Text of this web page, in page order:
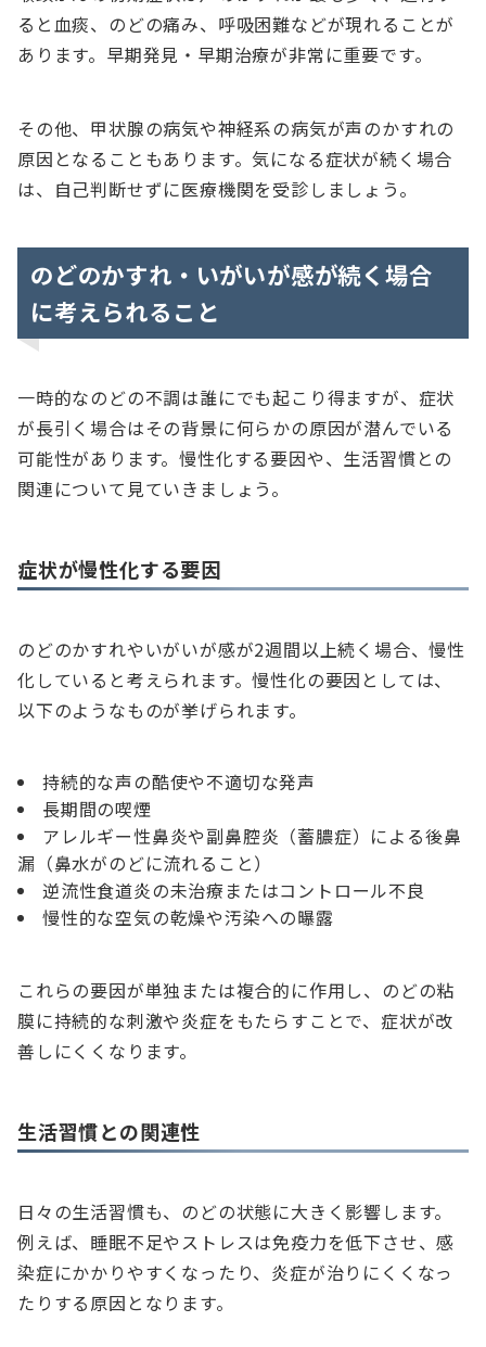
ると血痰、のどの痛み、呼吸困難などが現れることが
あります。早期発見・早期治療が非常に重要です。
その他、甲状腺の病気や神経系の病気が声のかすれの
原因となることもあります。気になる症状が続く場合
は、自己判断せずに医療機関を受診しましょう。
のどのかすれ・いがいが感が続く場合
に考えられること
一時的なのどの不調は誰にでも起こり得ますが、症状
が長引く場合はその背景に何らかの原因が潜んでいる
可能性があります。慢性化する要因や、生活習慣との
関連について見ていきましょう。
症状が慢性化する要因
のどのかすれやいがいが感が2週間以上続く場合、慢性
化していると考えられます。慢性化の要因としては、
以下のようなものが挙げられます。
持続的な声の酷使や不適切な発声
長期間の喫煙
アレルギー性鼻炎や副鼻腔炎（蓄膿症）による後鼻
漏（鼻水がのどに流れること）
逆流性食道炎の未治療またはコントロール不良
慢性的な空気の乾燥や汚染への曝露
これらの要因が単独または複合的に作用し、のどの粘
膜に持続的な刺激や炎症をもたらすことで、症状が改
善しにくくなります。
生活習慣との関連性
日々の生活習慣も、のどの状態に大きく影響します。
例えば、睡眠不足やストレスは免疫力を低下させ、感
染症にかかりやすくなったり、炎症が治りにくくなっ
たりする原因となります。